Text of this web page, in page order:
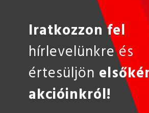
Iratkozzon fel
hírlevelünkre és
értesüljön
akcióinkról!